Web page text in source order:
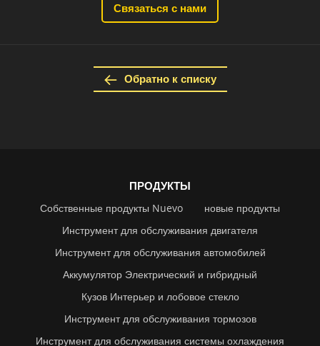
Связаться с нами
Обратно к списку
ПРОДУКТЫ
Собственные продукты Nuevo
новые продукты
Инструмент для обслуживания двигателя
Инструмент для обслуживания автомобилей
Аккумулятор Электрический и гибридный
Кузов Интерьер и лобовое стекло
Инструмент для обслуживания тормозов
Инструмент для обслуживания системы охлаждения